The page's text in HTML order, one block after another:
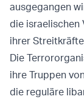
ausgegangen
die israelischen
ihrer
Die
ihre Truppen
die reguläre